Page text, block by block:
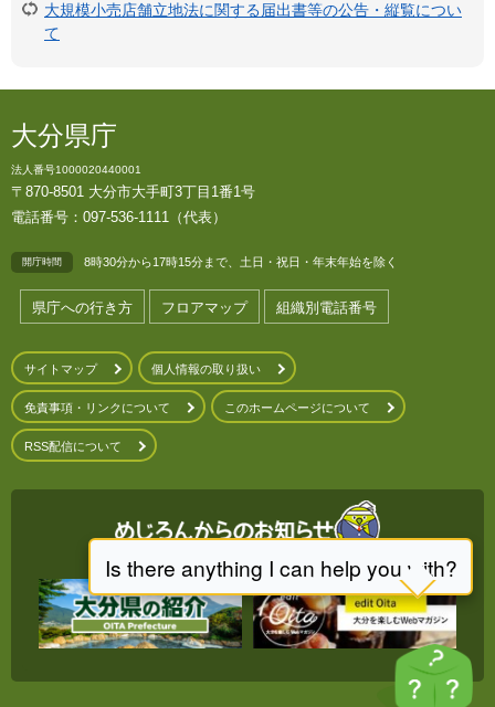
大規模小売店舗立地法に関する届出書等の公告・縦覧につい
て
大分県庁
法人番号1000020440001
〒870-8501 大分市大手町3丁目1番1号
電話番号：097-536-1111（代表）
開庁時間 8時30分から17時15分まで、土日・祝日・年末年始を除く
県庁への行き方 フロアマップ 組織別電話番号
サイトマップ 個人情報の取り扱い
免責事項・リンクについて このホームページについて
RSS配信について